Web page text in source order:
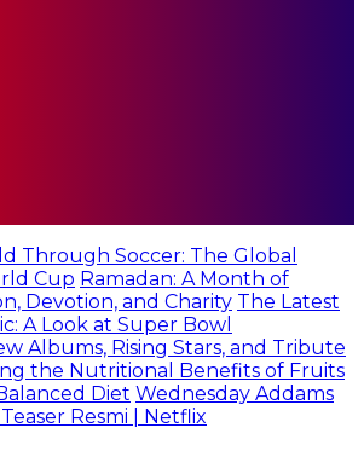
Through Soccer: The Global
Cup Ramadan: A Month of
Devotion, and Charity The Latest
A Look at Super Bowl
Albums, Rising Stars, and Tribute
the Nutritional Benefits of Fruits
Diet Wednesday Addams
Resmi | Netflix